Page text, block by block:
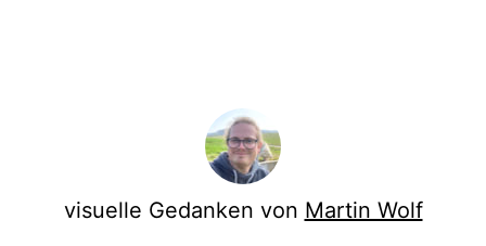
visuelle Gedanken von Martin Wolf